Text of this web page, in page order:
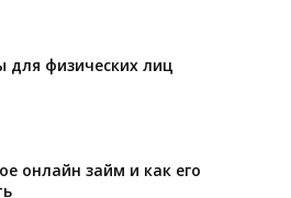
для физических лиц
онлайн займ и как его